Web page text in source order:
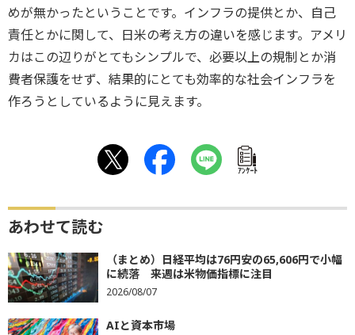
めが無かったということです。インフラの提供とか、自己
責任とかに関して、日米の考え方の違いを感じます。アメリ
カはこの辺りがとてもシンプルで、必要以上の規制とか消
費者保護をせず、結果的にとても効率的な社会インフラを
作ろうとしているように見えます。
ｱﾝｹｰﾄ
あわせて読む
（まとめ）日経平均は76円安の65,606円で小幅
に続落 来週は米物価指標に注目
2026/08/07
AIと資本市場